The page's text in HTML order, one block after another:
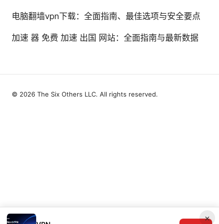
电脑翻墙vpn下载：全面指南、最佳选项与安全要点
加速 器 免费 加速 出国 网站：全面指南与最新数据
×
© 2026 The Six Others LLC. All rights reserved.